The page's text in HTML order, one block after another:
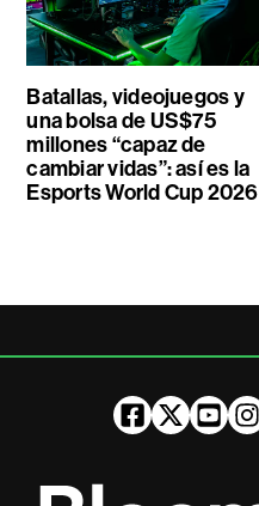
Batallas, videojuegos y
una bolsa de US$75
millones “capaz de
cambiar vidas”: así es la
Esports World Cup 2026